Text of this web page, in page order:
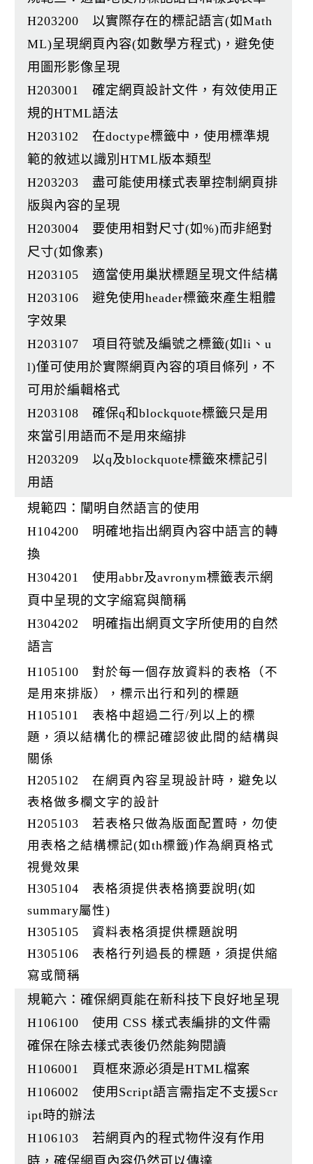
H203200 以實際存在的標記語言(如Math
ML)呈現網頁內容(如數學方程式)，避免使
用圖形影像呈現
H203001 確定網頁設計文件，有效使用正
規的HTML語法
H203102 在doctype標籤中，使用標準規
範的敘述以識別HTML版本類型
H203203 盡可能使用樣式表單控制網頁排
版與內容的呈現
H203004 要使用相對尺寸(如%)而非絕對
尺寸(如像素)
H203105 適當使用巢狀標題呈現文件結構
H203106 避免使用header標籤來產生粗體
字效果
H203107 項目符號及編號之標籤(如li、u
l)僅可使用於實際網頁內容的項目條列，不
可用於編輯格式
H203108 確保q和blockquote標籤只是用
來當引用語而不是用來縮排
H203209 以q及blockquote標籤來標記引
用語
規範四：闡明自然語言的使用
H104200 明確地指出網頁內容中語言的轉
換
H304201 使用abbr及avronym標籤表示網
頁中呈現的文字縮寫與簡稱
H304202 明確指出網頁文字所使用的自然
語言
H105100 對於每一個存放資料的表格（不
是用來排版），標示出行和列的標題
H105101 表格中超過二行/列以上的標
題，須以結構化的標記確認彼此間的結構與
關係
H205102 在網頁內容呈現設計時，避免以
表格做多欄文字的設計
H205103 若表格只做為版面配置時，勿使
用表格之結構標記(如th標籤)作為網頁格式
視覺效果
H305104 表格須提供表格摘要說明(如
summary屬性)
H305105 資料表格須提供標題說明
H305106 表格行列過長的標題，須提供縮
寫或簡稱
規範六：確保網頁能在新科技下良好地呈現
H106100 使用 CSS 樣式表編排的文件需
確保在除去樣式表後仍然能夠閱讀
H106001 頁框來源必須是HTML檔案
H106002 使用Script語言需指定不支援Scr
ipt時的辦法
H106103 若網頁內的程式物件沒有作用
時，確保網頁內容仍然可以傳達